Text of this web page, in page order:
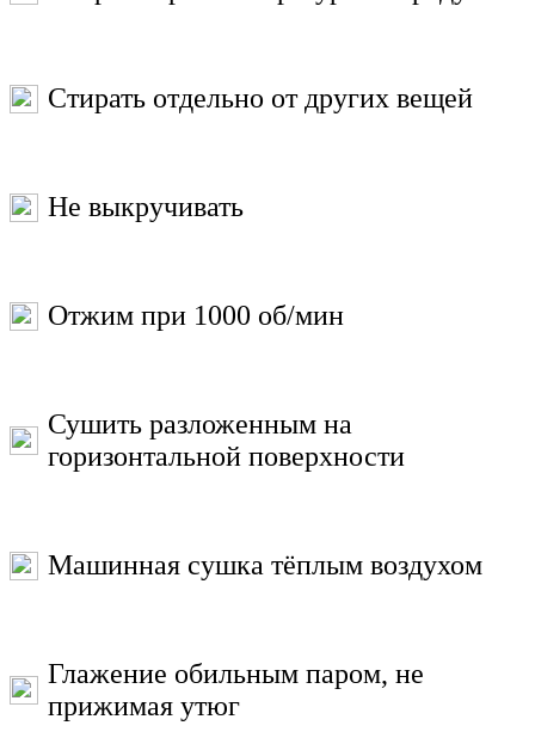
Стирать отдельно от других вещей
Не выкручивать
Отжим при 1000 об/мин
Сушить разложенным на
горизонтальной поверхности
Машинная сушка тёплым воздухом
Глажение обильным паром, не
прижимая утюг